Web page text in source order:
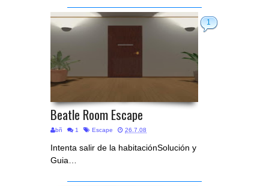
1
Beatle Room Escape
bñ 1 Escape 26.7.08
Intenta salir de la habitaciónSolución y
Guia…